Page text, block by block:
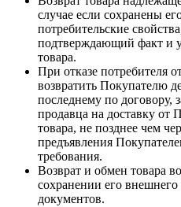
случае если сохранены
потребительские
подтверждающий факт и
товара.
При отказе потребителя
возвратить Покупателю
последнему по договору,
продавца на доставку от
товара, не позднее чем
предъявления
требования.
Возврат и обмен товара
сохранении его
документов.